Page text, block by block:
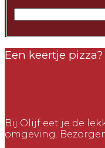
Een keertje pizza?
Bij Olijf eet je de
omgeving.